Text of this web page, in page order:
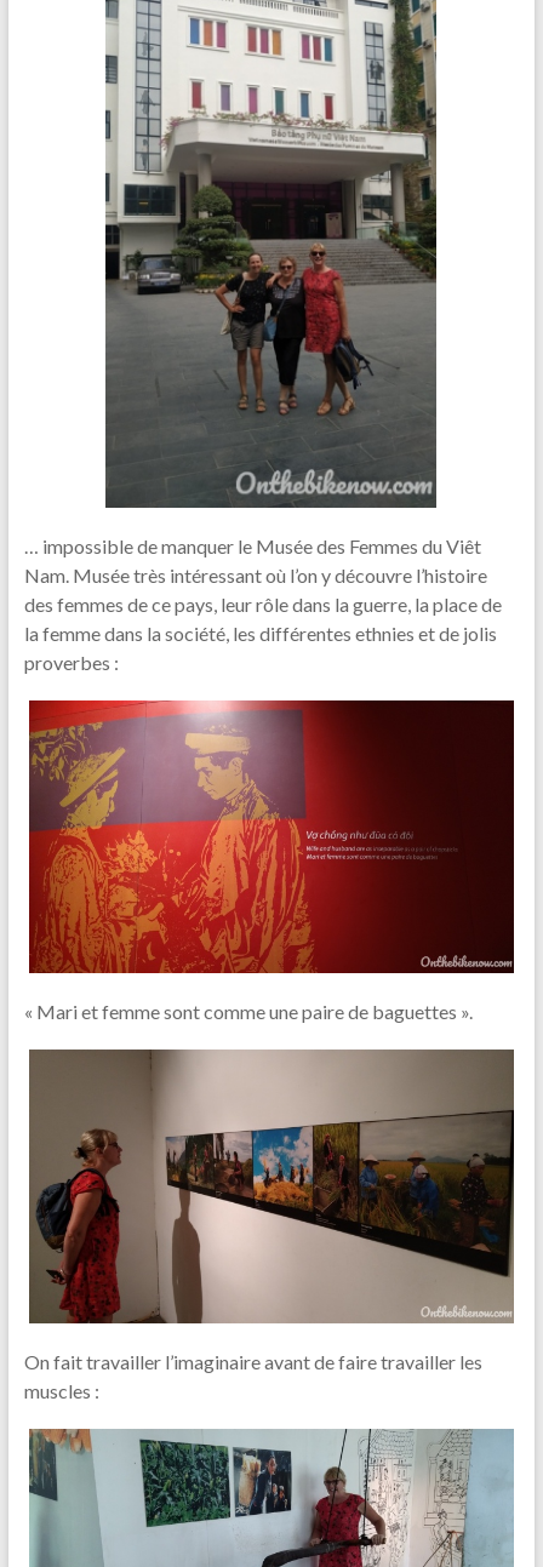
… impossible de manquer le Musée des Femmes du Viêt
Nam. Musée très intéressant où l’on y découvre l’histoire
des femmes de ce pays, leur rôle dans la guerre, la place de
la femme dans la société, les différentes ethnies et de jolis
proverbes :
« Mari et femme sont comme une paire de baguettes ».
On fait travailler l’imaginaire avant de faire travailler les
muscles :